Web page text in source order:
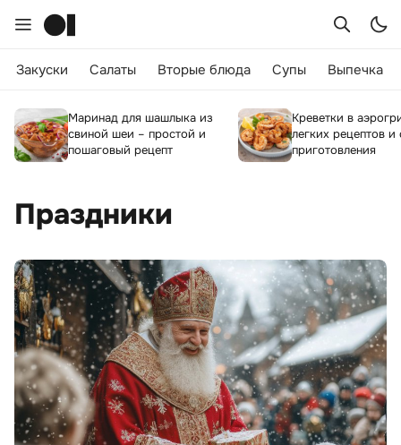
Закуски Салаты Вторые блюда Супы Выпечка
Маринад для шашлыка из
свиной шеи – простой и
пошаговый рецепт
Креветки в
легких рецептов и
приготовления
Праздники